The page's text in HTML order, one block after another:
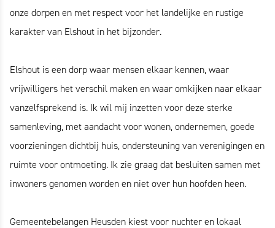
onze dorpen en met respect voor het landelijke en rustige
karakter van Elshout in het bijzonder.
Elshout is een dorp waar mensen elkaar kennen, waar
vrijwilligers het verschil maken en waar omkijken naar elkaar
vanzelfsprekend is. Ik wil mij inzetten voor deze sterke
samenleving, met aandacht voor wonen, ondernemen, goede
voorzieningen dichtbij huis, ondersteuning van verenigingen en
ruimte voor ontmoeting. Ik zie graag dat besluiten samen met
inwoners genomen worden en niet over hun hoofden heen.
Gemeentebelangen Heusden kiest voor nuchter en lokaal